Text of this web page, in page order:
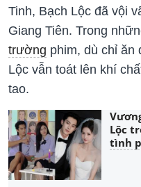
Tinh, Bạch Lộc đã vội
Giang Tiên. Trong
trường phim, dù chỉ ăn
Lộc vẫn toát lên khí
tao.
Lộc
tình